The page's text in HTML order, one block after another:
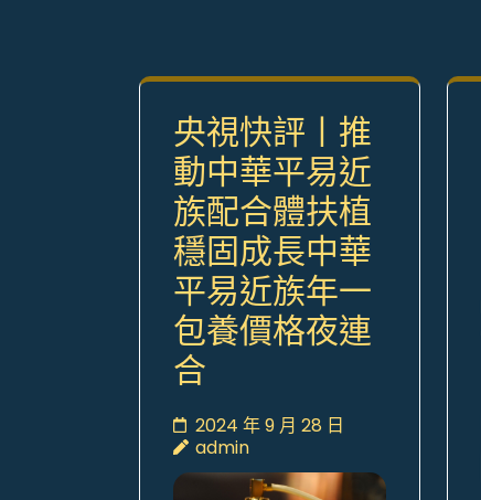
央視快評丨推
動中華平易近
族配合體扶植
穩固成長中華
平易近族年一
包養價格夜連
合
2024 年 9 月 28 日
admin